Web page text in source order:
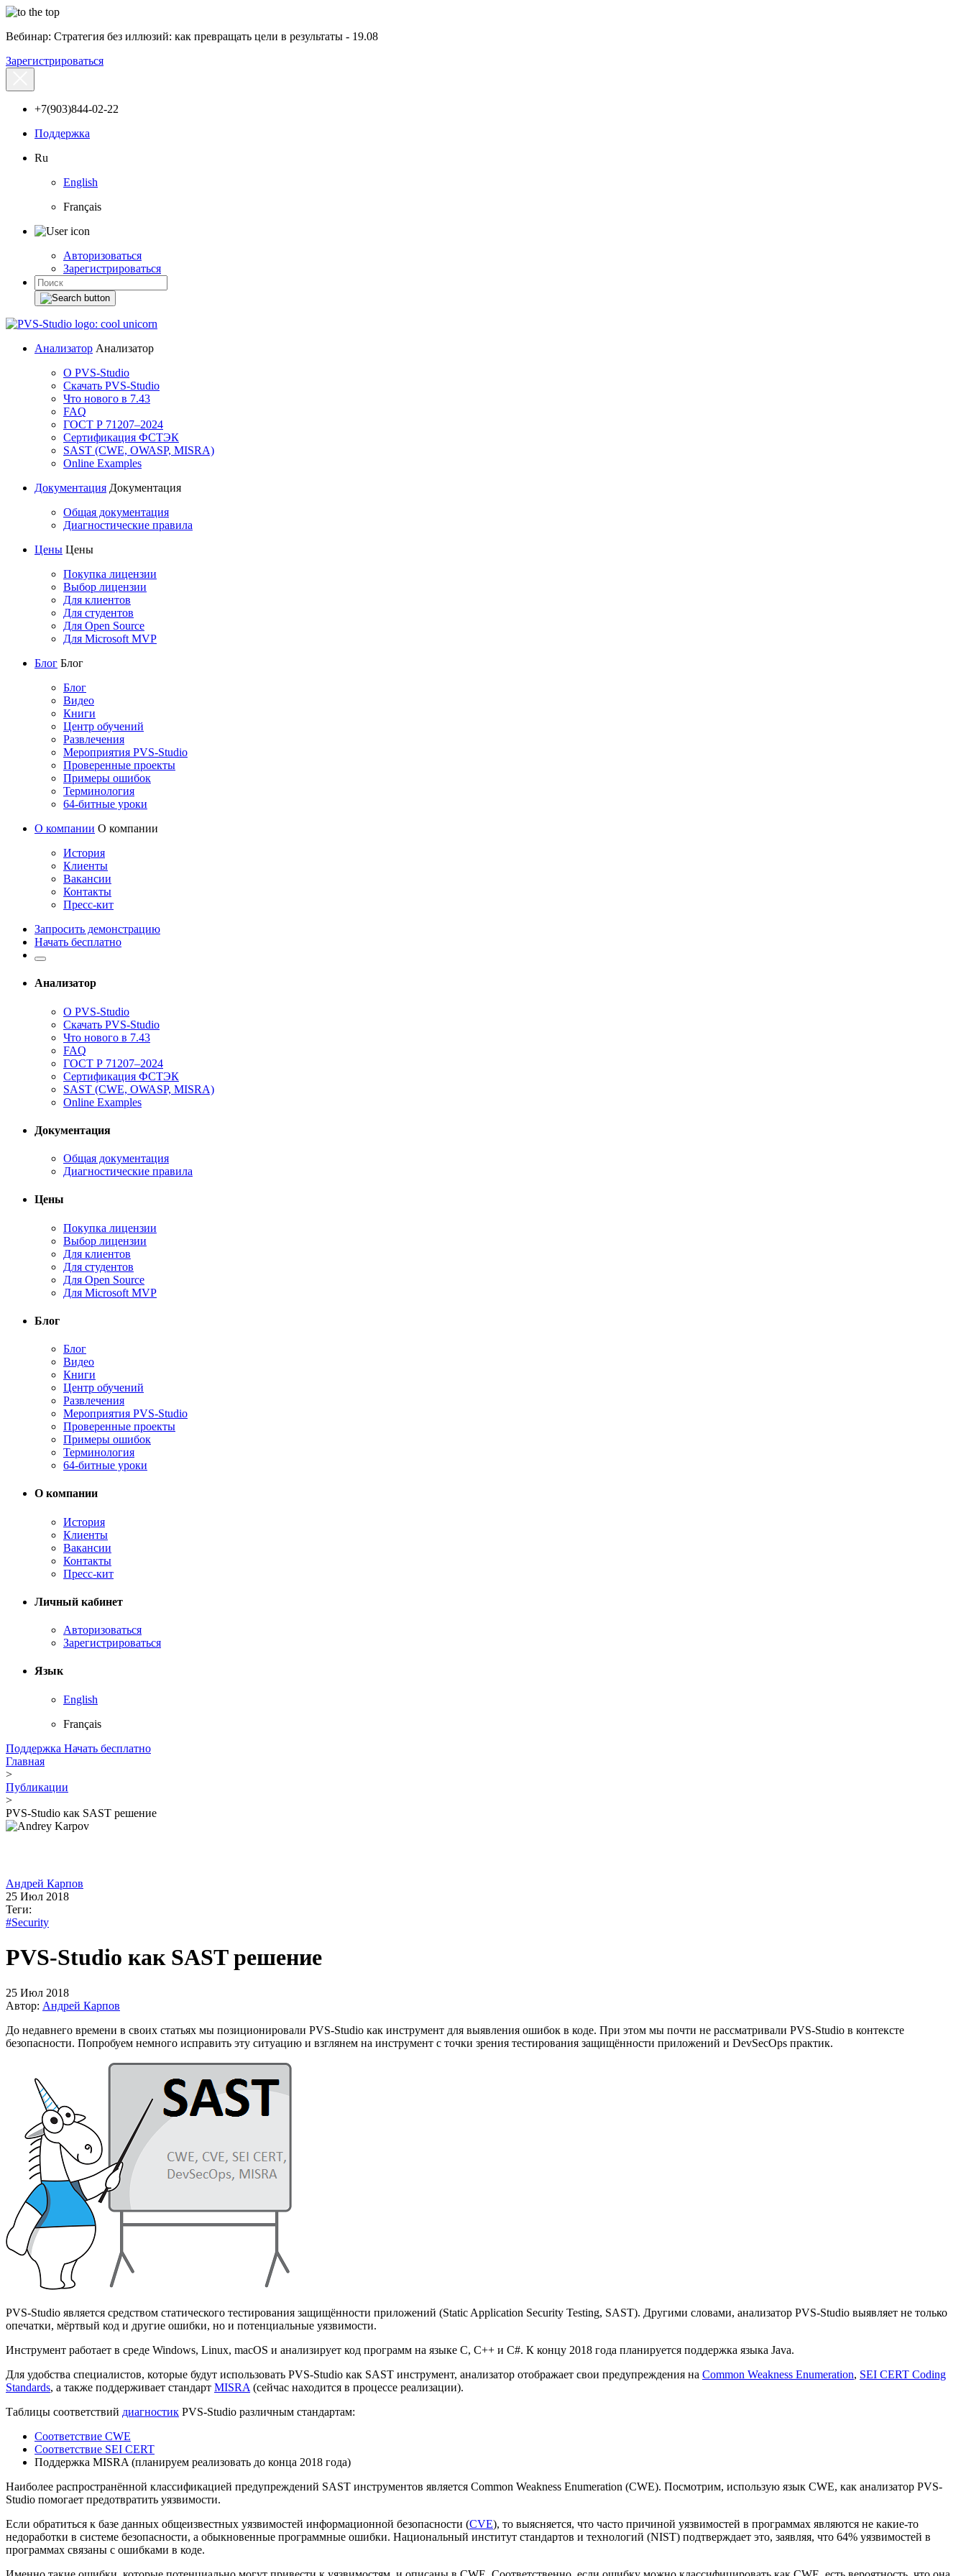
Вебинар: Стратегия без иллюзий: как превращать цели в результаты - 19.08
Зарегистрироваться
+7(903)844-02-22
Поддержка
Ru
English
Français
Авторизоваться
Зарегистрироваться
Анализатор Анализатор
О PVS-Studio
Скачать PVS-Studio
Что нового в 7.43
FAQ
ГОСТ Р 71207–2024
Сертификация ФСТЭК
SAST (CWE, OWASP, MISRA)
Online Examples
Документация Документация
Общая документация
Диагностические правила
Цены Цены
Покупка лицензии
Выбор лицензии
Для клиентов
Для студентов
Для Open Source
Для Microsoft MVP
Блог Блог
Блог
Видео
Книги
Центр обучений
Развлечения
Мероприятия PVS-Studio
Проверенные проекты
Примеры ошибок
Терминология
64-битные уроки
О компании О компании
История
Клиенты
Вакансии
Контакты
Пресс-кит
Запросить демонстрацию
Начать бесплатно
Анализатор
О PVS-Studio
Скачать PVS-Studio
Что нового в 7.43
FAQ
ГОСТ Р 71207–2024
Сертификация ФСТЭК
SAST (CWE, OWASP, MISRA)
Online Examples
Документация
Общая документация
Диагностические правила
Цены
Покупка лицензии
Выбор лицензии
Для клиентов
Для студентов
Для Open Source
Для Microsoft MVP
Блог
Блог
Видео
Книги
Центр обучений
Развлечения
Мероприятия PVS-Studio
Проверенные проекты
Примеры ошибок
Терминология
64-битные уроки
О компании
История
Клиенты
Вакансии
Контакты
Пресс-кит
Личный кабинет
Авторизоваться
Зарегистрироваться
Язык
English
Français
Поддержка Начать бесплатно
Главная
>
Публикации
>
PVS-Studio как SAST решение
Андрей Карпов
25 Июл 2018
Теги:
#Security
PVS-Studio как SAST решение
25 Июл 2018
Автор: Андрей Карпов
До недавнего времени в своих статьях мы позиционировали PVS-Studio как инструмент для выявления ошибок в коде. При этом мы почти не рассматривали PVS-Studio в контексте
безопасности. Попробуем немного исправить эту ситуацию и взглянем на инструмент с точки зрения тестирования защищённости приложений и DevSecOps практик.
PVS-Studio является средством статического тестирования защищённости приложений (Static Application Security Testing, SAST). Другими словами, анализатор PVS-Studio выявляет не только
опечатки, мёртвый код и другие ошибки, но и потенциальные уязвимости.
Инструмент работает в среде Windows, Linux, macOS и анализирует код программ на языке С, C++ и C#. К концу 2018 года планируется поддержка языка Java.
Для удобства специалистов, которые будут использовать PVS-Studio как SAST инструмент, анализатор отображает свои предупреждения на Common Weakness Enumeration, SEI CERT Coding
Standards, а также поддерживает стандарт MISRA (сейчас находится в процессе реализации).
Таблицы соответствий диагностик PVS-Studio различным стандартам:
Соответствие CWE
Соответствие SEI CERT
Поддержка MISRA (планируем реализовать до конца 2018 года)
Наиболее распространённой классификацией предупреждений SAST инструментов является Common Weakness Enumeration (CWE). Посмотрим, использую язык CWE, как анализатор PVS-
Studio помогает предотвратить уязвимости.
Если обратиться к базе данных общеизвестных уязвимостей информационной безопасности (CVE), то выясняется, что часто причиной уязвимостей в программах являются не какие-то
недоработки в системе безопасности, а обыкновенные программные ошибки. Национальный институт стандартов и технологий (NIST) подтверждает это, заявляя, что 64% уязвимостей в
программах связаны с ошибками в коде.